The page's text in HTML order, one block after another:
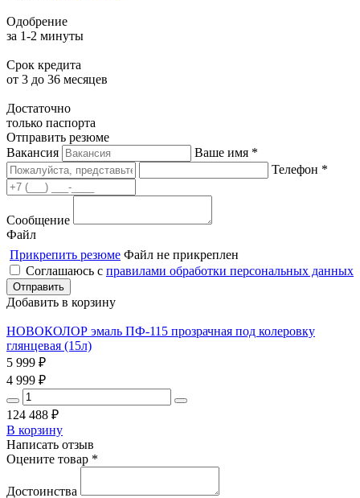
Одобрение
за 1-2 минуты
Срок кредита
от 3 до 36 месяцев
Достаточно
только паспорта
Отправить резюме
Вакансия
Ваше имя *
Телефон *
Сообщение
Файл
Прикрепить резюме Файл не прикреплен
Соглашаюсь с правилами обработки персональных данных
Добавить в корзину
НОВОКОЛОР эмаль ПФ-115 прозрачная под колеровку
глянцевая (15л)
5 999 ₽
4 999 ₽
124 488 ₽
В корзину
Написать отзыв
Оцените товар *
Достоинства